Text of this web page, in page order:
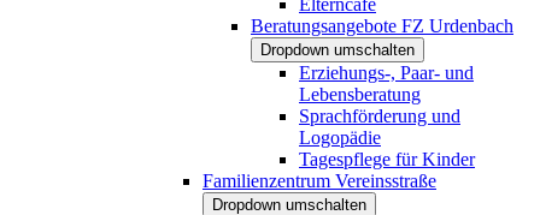
Beratungsangebote FZ Urdenbach
Dropdown umschalten
Erziehungs-, Paar- und
Lebensberatung
Sprachförderung und
Logopädie
Tagespflege für Kinder
Familienzentrum Vereinsstraße
Dropdown umschalten